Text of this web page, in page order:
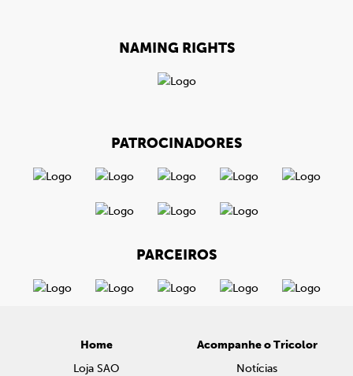
NAMING RIGHTS
PATROCINADORES
PARCEIROS
Home
Loja SAO
Acompanhe o Tricolor
Notícias